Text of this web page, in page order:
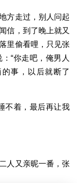
方走过，别人问起
信，到了晚上就又
里偷看哩，只见张
“你走吧，俺男人
事，以后就断了
不着，最后再让我
人又亲昵一番，张